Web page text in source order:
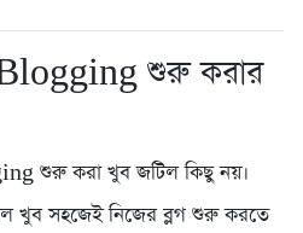
শুরু করার
শুরু করা খুব জটিল কিছু নয়।
খুব সহজেই নিজের ব্লগ শুরু করতে